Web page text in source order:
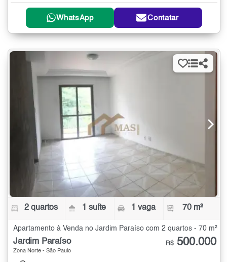
WhatsApp Contatar
2 quartos 1 suíte 1 vaga 70 m²
Apartamento à Venda no Jardim Paraíso com 2 quartos - 70 m²
Jardim Paraíso
Zona Norte - São Paulo
R$ 500.000